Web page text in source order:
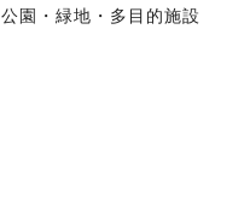
公園・緑地・多目的施設